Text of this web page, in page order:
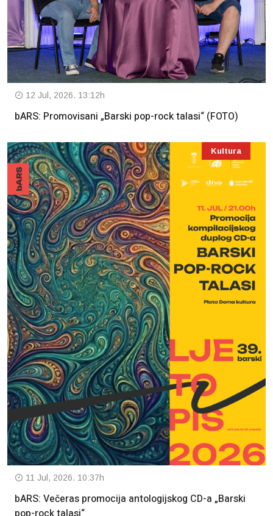
12 Jul, 2026. 13:12h
bARS: Promovisani „Barski pop-rock talasi“ (FOTO)
Kultura
11 Jul, 2026. 10:37h
bARS: Večeras promocija antologijskog CD-a „Barski